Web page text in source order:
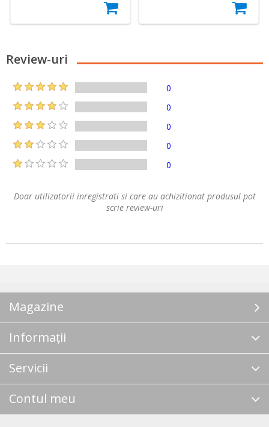
Review-uri
0
0
0
0
0
Doar utilizatorii inregistrati si care au achizitionat produsul pot
scrie review-uri
Magazine
Informații
Servicii
Contul meu